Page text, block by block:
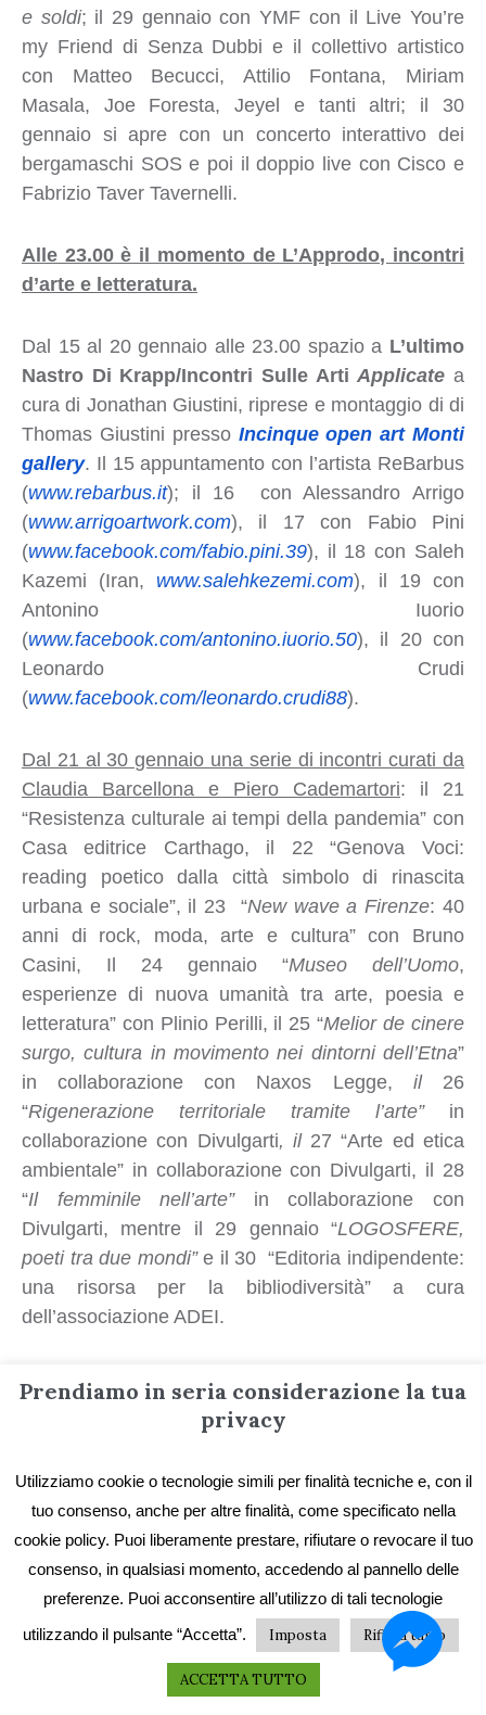
e soldi; il 29 gennaio con YMF con il Live You’re
my Friend di Senza Dubbi e il collettivo artistico
con Matteo Becucci, Attilio Fontana, Miriam
Masala, Joe Foresta, Jeyel e tanti altri; il 30
gennaio si apre con un concerto interattivo dei
bergamaschi SOS e poi il doppio live con Cisco e
Fabrizio Taver Tavernelli.
Alle 23.00 è il momento de L’Approdo, incontri
d’arte e letteratura.
Dal 15 al 20 gennaio alle 23.00 spazio a L’ultimo
Nastro Di Krapp/Incontri Sulle ArtiApplicate a
cura di Jonathan Giustini, riprese e montaggio di di
Thomas Giustini presso Incinque open art Monti
gallery. Il 15 appuntamento con l’artista ReBarbus
(www.rebarbus.it); il 16 con Alessandro Arrigo
(www.arrigoartwork.com), il 17 con Fabio Pini
(www.facebook.com/fabio.pini.39), il 18 con Saleh
Kazemi (Iran, www.salehkezemi.com), il 19 con
Antonino Iuorio
(www.facebook.com/antonino.iuorio.50), il 20 con
Leonardo Crudi
(www.facebook.com/leonardo.crudi88).
Dal 21 al 30 gennaio una serie di incontri curati da
Claudia Barcellona e Piero Cademartori: il 21
“Resistenza culturale ai tempi della pandemia” con
Casa editrice Carthago, il 22 “Genova Voci:
reading poetico dalla città simbolo di rinascita
urbana e sociale”, il 23 “New wave a Firenze: 40
anni di rock, moda, arte e cultura” con Bruno
Casini, Il 24 gennaio “Museo dell’Uomo,
esperienze di nuova umanità tra arte, poesia e
letteratura” con Plinio Perilli, il 25 “Melior de cinere
surgo, cultura in movimento nei dintorni dell’Etna”
in collaborazione con Naxos Legge, il 26
“Rigenerazione territoriale tramite l’arte”in
collaborazione con Divulgarti, il27 “Arte ed etica
ambientale” in collaborazione con Divulgarti, il 28
“Il femminile nell’arte”in collaborazione con
Divulgarti, mentre il 29 gennaio “LOGOSFERE,
poeti tra due mondi”e il 30 “Editoria indipendente:
una risorsa per la bibliodiversità” a cura
dell’associazione ADEI.
Alle 23.30
in programma la presentazione e il
racconto di alcune importanti case editrici
indipendenti: VLM (23 gennaio), Vololibero (24
Emons (27 gennaio), Orto della Cultura (29
gennaio), LEDizioni (30 gennaio). Continua la
collaborazione con l’associazione di editori
indipendenti ADEI, giovedì 28 gennaio, con
“Editoria indipendente: una risorsa per la
bibliodiversità”, mentre Jonathan Giustini presenta
una serie di eccezionali video racconti tra canzone,
cinema e letteratura, dal titolo “La storia siamo noi:
Prendiamo in seria considerazione la tua
privacy
Utilizziamo cookie o tecnologie simili per finalità tecniche e, con il
tuo consenso, anche per altre finalità, come specificato nella
cookie policy. Puoi liberamente prestare, rifiutare o revocare il tuo
consenso, in qualsiasi momento, accedendo al pannello delle
preferenze. Puoi acconsentire all’utilizzo di tali tecnologie
utilizzando il pulsante “Accetta”.
Imposta Rifiuta tutto
ACCETTA TUTTO